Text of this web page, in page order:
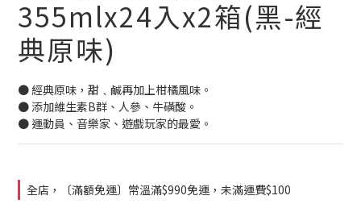
355mlx24入x2箱(黑-經
典原味)
● 經典原味，甜﹑鹹再加上柑橘風味。
● 添加維生素B群、人參、牛磺酸。
● 運動員、音樂家、遊戲玩家的最愛。
全店，〔滿額免運〕常溫滿$990免運，未滿運費$100